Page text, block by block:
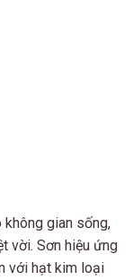
gian sống,
vời. Sơn hiệu ứng
với hạt kim loại